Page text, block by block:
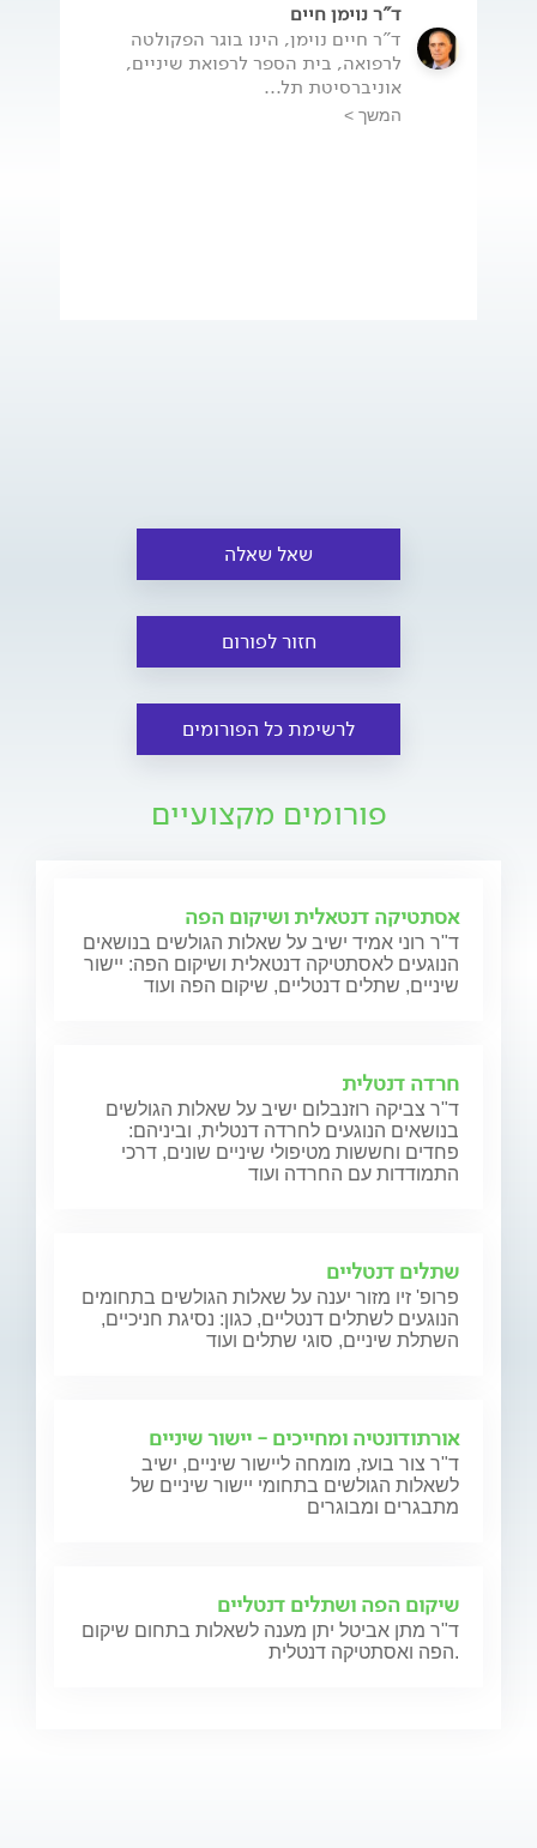
ד"ר נוימן חיים
ד"ר חיים נוימן, הינו בוגר הפקולטה
לרפואה, בית הספר לרפואת שיניים,
אוניברסיטת תל...
המשך >
שאל שאלה
חזור לפורום
לרשימת כל הפורומים
פורומים מקצועיים
אסתטיקה דנטאלית ושיקום הפה
ד"ר רוני אמיד ישיב על שאלות הגולשים בנושאים
הנוגעים לאסתטיקה דנטאלית ושיקום הפה: יישור
שיניים, שתלים דנטליים, שיקום הפה ועוד
חרדה דנטלית
ד"ר צביקה רוזנבלום ישיב על שאלות הגולשים
בנושאים הנוגעים לחרדה דנטלית, וביניהם:
פחדים וחששות מטיפולי שיניים שונים, דרכי
התמודדות עם החרדה ועוד
שתלים דנטליים
פרופ' זיו מזור יענה על שאלות הגולשים בתחומים
הנוגעים לשתלים דנטליים, כגון: נסיגת חניכיים,
השתלת שיניים, סוגי שתלים ועוד
אורתודונטיה ומחייכים - יישור שיניים
ד"ר צור בועז, מומחה ליישור שיניים, ישיב
לשאלות הגולשים בתחומי יישור שיניים של
מתבגרים ומבוגרים
שיקום הפה ושתלים דנטליים
ד"ר מתן אביטל יתן מענה לשאלות בתחום שיקום
הפה ואסתטיקה דנטלית.